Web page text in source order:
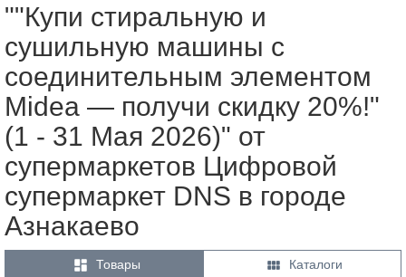
""Купи стиральную и
сушильную машины с
соединительным элементом
Midea — получи скидку 20%!"
(1 - 31 Мая 2026)" от
супермаркетов Цифровой
супермаркет DNS в городе
Азнакаево
 Товары  Каталоги